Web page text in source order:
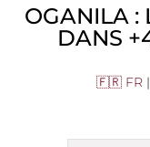
OGANILA :
DANS
🇫🇷 FR |